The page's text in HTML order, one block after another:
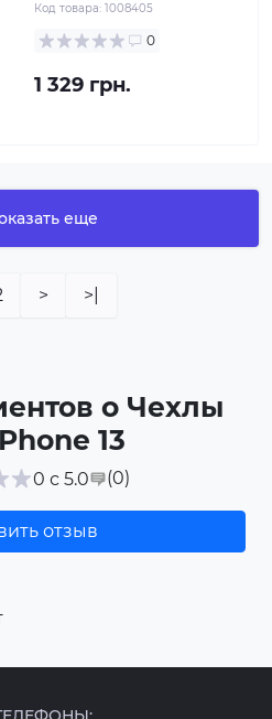
Код товара: 1008405
0
1 329 грн.
еще
> >|
о Чехлы
13
0 с 5.0 (0)
отзыв